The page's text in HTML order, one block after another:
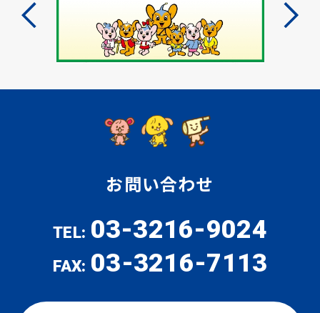
お問い合わせ
TEL: 03-3216-9024
FAX: 03-3216-7113